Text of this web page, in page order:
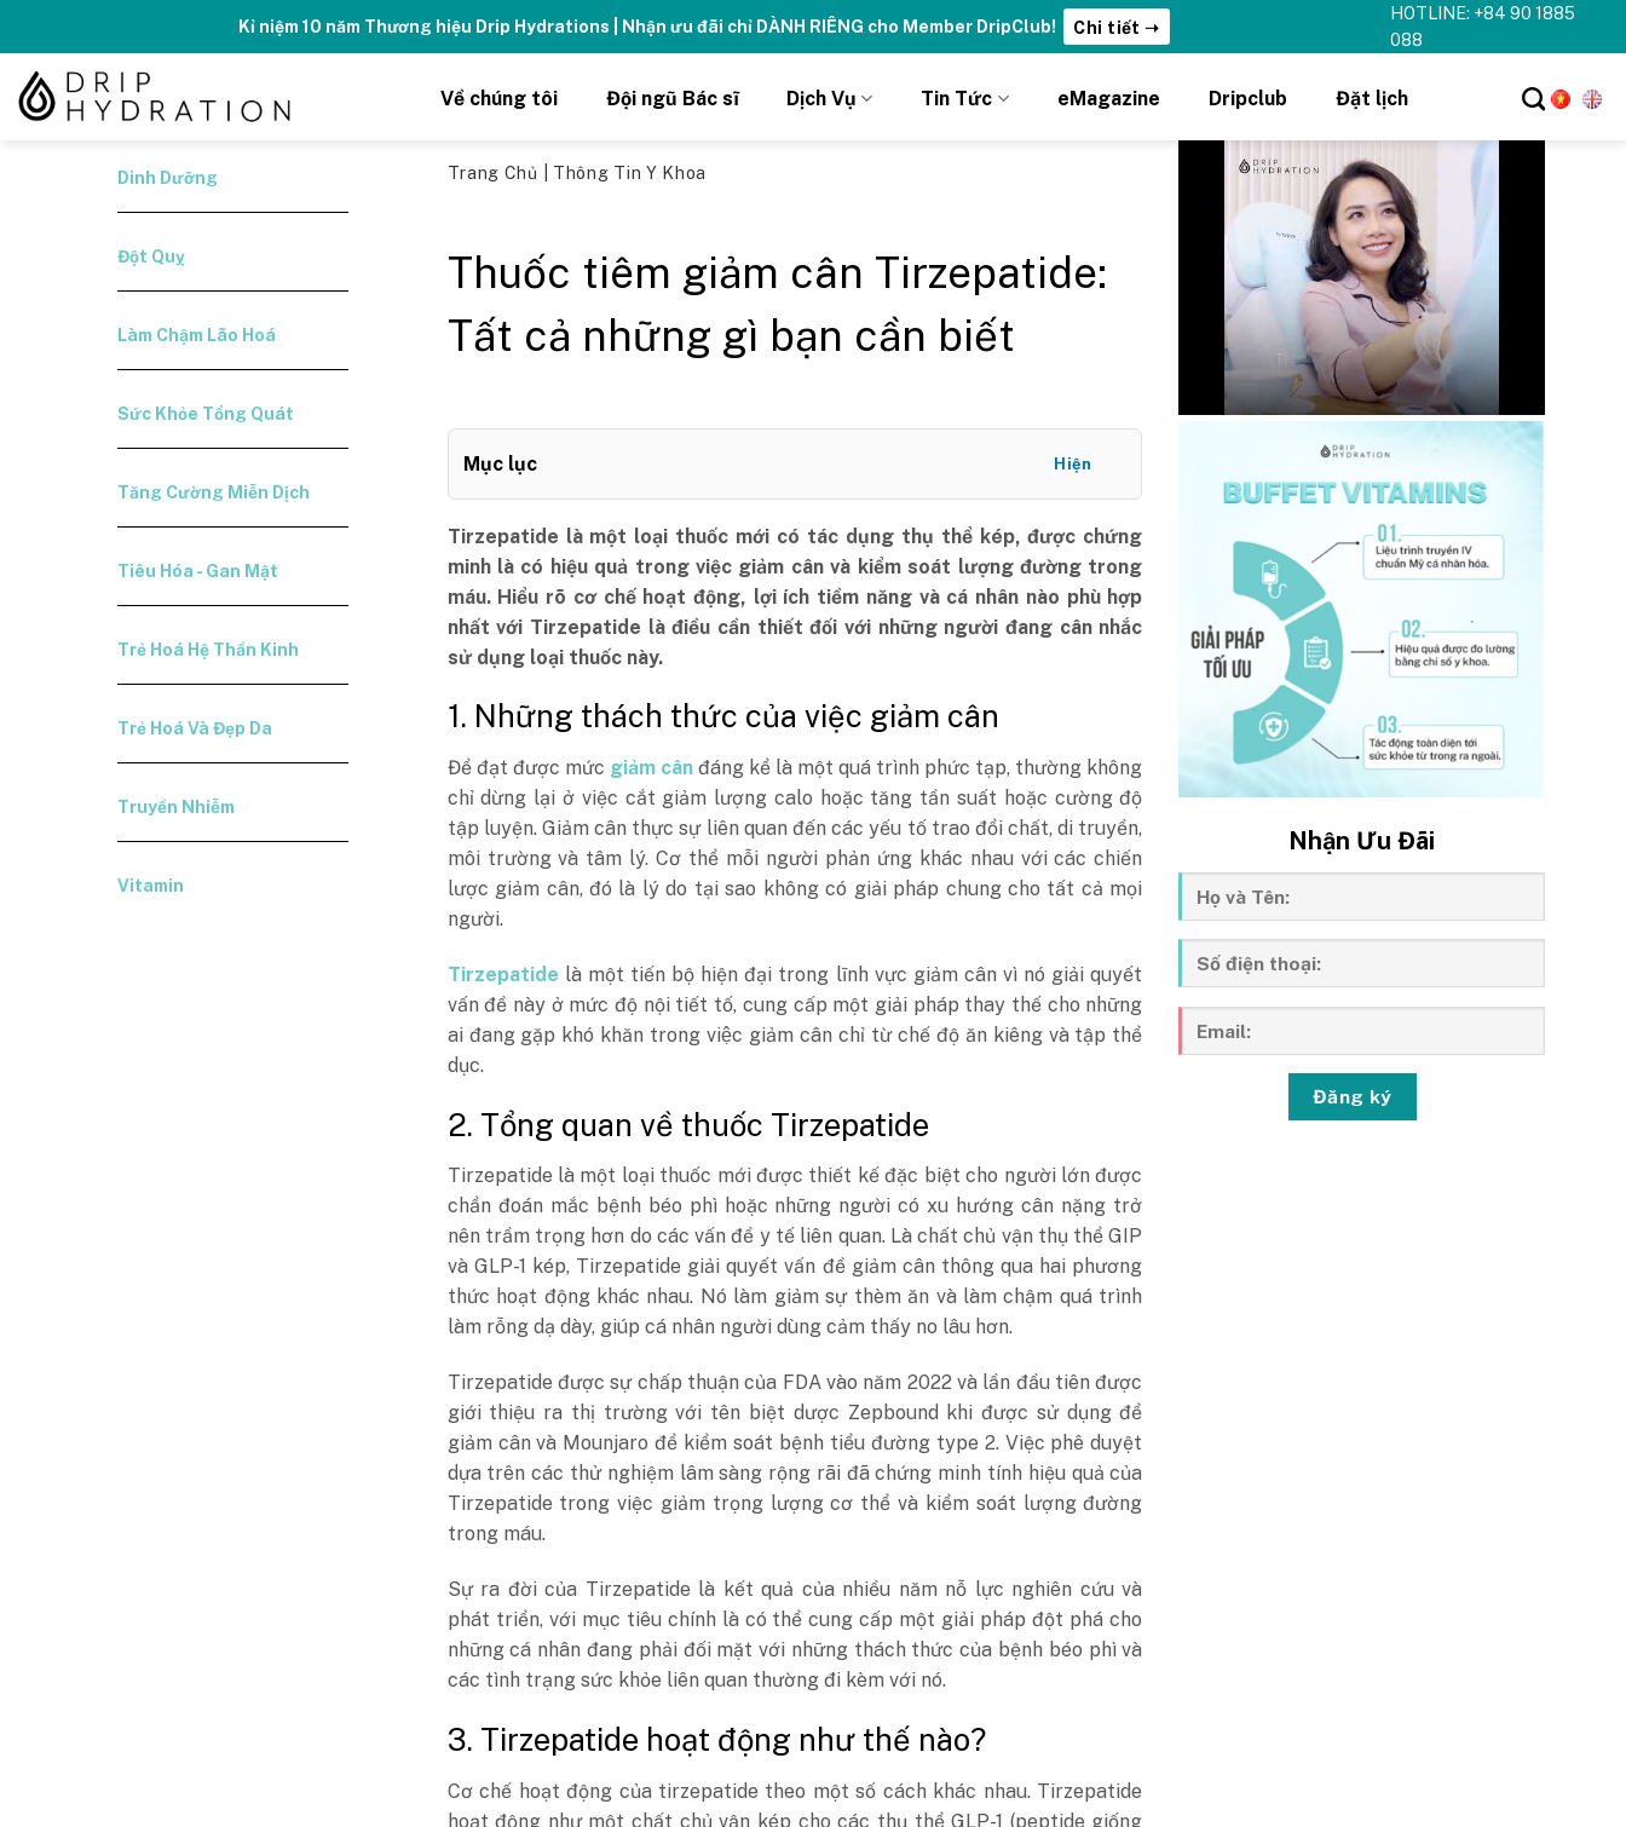
content
Kỉ niệm 10 năm Thương hiệu Drip Hydrations | Nhận ưu đãi chỉ DÀNH RIÊNG cho Member DripClub! Chi tiết ➝
HOTLINE: +84 90 1885
088
Về chúng tôi Đội ngũ Bác sĩ Dịch Vụ Tin Tức eMagazine Dripclub Đặt lịch
Dinh Dưỡng
Đột Quỵ
Làm Chậm Lão Hoá
Sức Khỏe Tổng Quát
Tăng Cường Miễn Dịch
Tiêu Hóa - Gan Mật
Trẻ Hoá Hệ Thần Kinh
Trẻ Hoá Và Đẹp Da
Truyền Nhiễm
Vitamin
Trang Chủ Thông Tin Y Khoa
Thuốc tiêm giảm cân Tirzepatide:
Tất cả những gì bạn cần biết
Mục lục Hiện
Tirzepatide là một loại thuốc mới có tác dụng thụ thể kép, được chứng
minh là có hiệu quả trong việc giảm cân và kiểm soát lượng đường trong
máu. Hiểu rõ cơ chế hoạt động, lợi ích tiềm năng và cá nhân nào phù hợp
nhất với Tirzepatide là điều cần thiết đối với những người đang cân nhắc
sử dụng loại thuốc này.
1. Những thách thức của việc giảm cân
Để đạt được mức giảm cânđáng kể là một quá trình phức tạp, thường không
chỉ dừng lại ở việc cắt giảm lượng calo hoặc tăng tần suất hoặc cường độ
tập luyện. Giảm cân thực sự liên quan đến các yếu tố trao đổi chất, di truyền,
môi trường và tâm lý. Cơ thể mỗi người phản ứng khác nhau với các chiến
lược giảm cân, đó là lý do tại sao không có giải pháp chung cho tất cả mọi
người.
Tirzepatide là một tiến bộ hiện đại trong lĩnh vực giảm cân vì nó giải quyết
vấn đề này ở mức độ nội tiết tố, cung cấp một giải pháp thay thế cho những
ai đang gặp khó khăn trong việc giảm cân chỉ từ chế độ ăn kiêng và tập thể
dục.
2. Tổng quan về thuốc Tirzepatide
Tirzepatide là một loại thuốc mới được thiết kế đặc biệt cho người lớn được
chẩn đoán mắc bệnh béo phì hoặc những người có xu hướng cân nặng trở
nên trầm trọng hơn do các vấn đề y tế liên quan. Là chất chủ vận thụ thể GIP
và GLP-1 kép, Tirzepatide giải quyết vấn đề giảm cân thông qua hai phương
thức hoạt động khác nhau. Nó làm giảm sự thèm ăn và làm chậm quá trình
làm rỗng dạ dày, giúp cá nhân người dùng cảm thấy no lâu hơn.
Tirzepatide được sự chấp thuận của FDA vào năm 2022 và lần đầu tiên được
giới thiệu ra thị trường với tên biệt dược Zepbound khi được sử dụng để
giảm cân và Mounjaro để kiểm soát bệnh tiểu đường type 2. Việc phê duyệt
dựa trên các thử nghiệm lâm sàng rộng rãi đã chứng minh tính hiệu quả của
Tirzepatide trong việc giảm trọng lượng cơ thể và kiểm soát lượng đường
trong máu.
Sự ra đời của Tirzepatide là kết quả của nhiều năm nỗ lực nghiên cứu và
phát triển, với mục tiêu chính là có thể cung cấp một giải pháp đột phá cho
những cá nhân đang phải đối mặt với những thách thức của bệnh béo phì và
các tình trạng sức khỏe liên quan thường đi kèm với nó.
3. Tirzepatide hoạt động như thế nào?
Cơ chế hoạt động của tirzepatide theo một số cách khác nhau. Tirzepatide
hoạt động như một chất chủ vận kép cho các thụ thể GLP-1 (peptide giống
Nhận Ưu Đãi
Đăng ký